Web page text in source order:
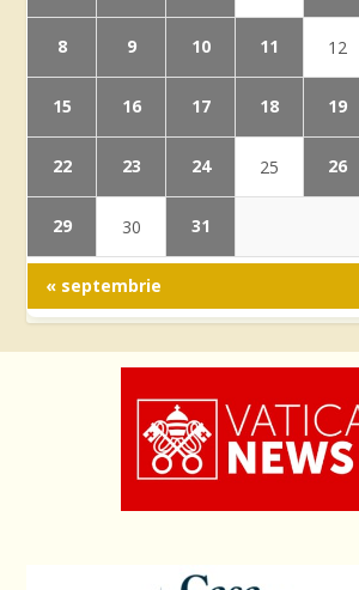
8 9 10 11 12
15 16 17 18 19
22 23 24 25 26
29 30 31
« septembrie